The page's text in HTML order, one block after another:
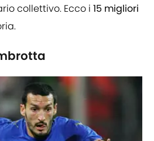
collettivo. Ecco i 15 migliori